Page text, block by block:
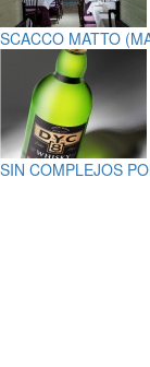
SCACCO MATTO
SIN COMPLEJOS